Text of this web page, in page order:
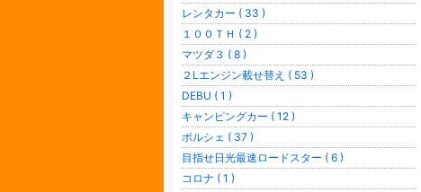
レンタカー ( 33 )
１００ＴＨ ( 2 )
マツダ３ ( 8 )
２Lエンジン載せ替え ( 53 )
DEBU ( 1 )
キャンピングカー ( 12 )
ポルシェ ( 37 )
目指せ日光最速ロードスター ( 6 )
コロナ ( 1 )